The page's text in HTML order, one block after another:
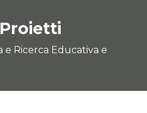
e Ricerca Educativa e